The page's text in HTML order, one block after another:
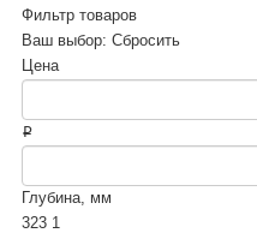
Фильтр товаров
Ваш выбор: Сбросить
Цена
₽
Глубина, мм
323 1